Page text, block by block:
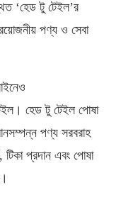
‘হেড টু টেইল’র
পণ্য ও সেবা
হেড টু টেইল পোষা
পণ্য সরবরাহ
টিকা প্রদান এবং পোষা